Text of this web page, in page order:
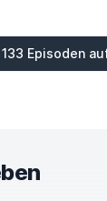
Episoden